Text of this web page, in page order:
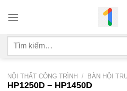
qua
dung
Tìm
NỘI THẤT CÔNG TRÌNH / BÀN HỘI
HP1250D – HP1450D